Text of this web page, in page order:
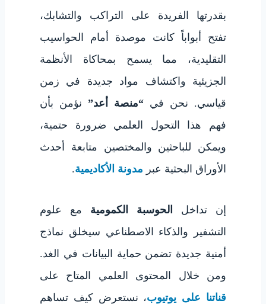
بقدرتها الفريدة على التراكب والتشابك،
تفتح أبواباً كانت موصدة أمام الحواسيب
التقليدية، مما يسمح بمحاكاة الأنظمة
الجزيئية واكتشاف مواد جديدة في زمن
قياسي. نحن في “منصة أعد” نؤمن بأن
فهم هذا التحول العلمي ضرورة حتمية،
ويمكن للباحثين والمختصين متابعة أحدث
الأوراق البحثية عبر مدونة الأكاديمية.
إن تداخل الحوسبة الكمومية مع علوم
التشفير والذكاء الاصطناعي سيخلق نماذج
أمنية جديدة تضمن حماية البيانات في الغد.
ومن خلال المحتوى العلمي المتاح على
قناتنا على يوتيوب، نستعرض كيف تساهم